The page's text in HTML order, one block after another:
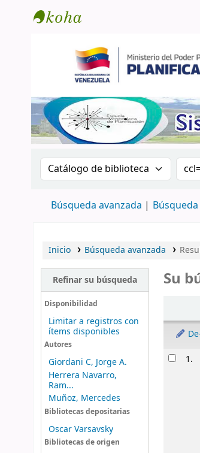
Buscar en el catálogo por:
Búsqueda avanzada
Inicio Búsqueda avanzada
Refinar su búsqueda
Disponibilidad
Limitar a registros con
ítems disponibles
Autores
Giordani C, Jorge A.
Herrera Navarro,
Ram...
Muñoz, Mercedes
Bibliotecas depositarias
Oscar Varsavsky
Bibliotecas de origen
Su
1.